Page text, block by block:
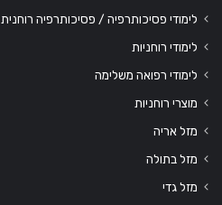
לימודי פסיכותרפיה / פסיכותרפיה רוחנית
לימודי רוחניות
לימודי רפואה משלימה
מוצרי רוחניות
מזל אריה
מזל בתולה
מזל גדי